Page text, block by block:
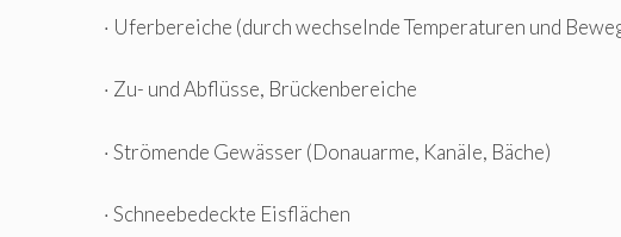
· Uferbereiche (durch wechselnde Temperaturen und
· Zu- und Abflüsse, Brückenbereiche
· Strömende Gewässer (Donauarme, Kanäle, Bäche)
· Schneebedeckte Eisflächen